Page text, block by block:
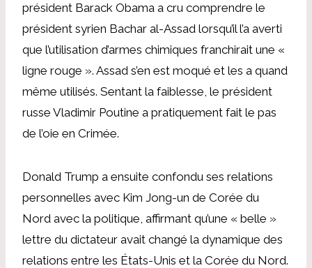
président Barack Obama a cru comprendre le
président syrien Bachar al-Assad lorsqu’il l’a averti
que l’utilisation d’armes chimiques franchirait une «
ligne rouge ». Assad s’en est moqué et les a quand
même utilisés. Sentant la faiblesse, le président
russe Vladimir Poutine a pratiquement fait le pas
de l’oie en Crimée.
Donald Trump a ensuite confondu ses relations
personnelles avec Kim Jong-un de Corée du
Nord avec la politique, affirmant qu’une « belle »
lettre du dictateur avait changé la dynamique des
relations entre les États-Unis et la Corée du Nord.